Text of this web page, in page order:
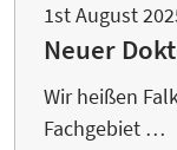
1st August
Neuer
Wir heißen
Fachgebiet …